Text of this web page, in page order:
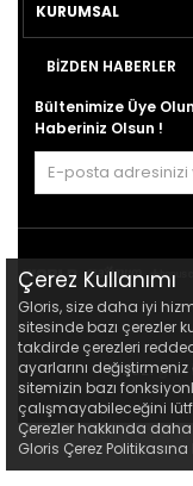
KURUMSAL
BİZDEN HABERLER
Bültenimize Üye
Haberiniz Olsun !
© 2021
Çerez Kullanımı
Gloris, size daha iyi
sitesinde bazı çerezler
takdirde çerezleri
ayarlarını
sitemizin bazı
çalışmayabileceğini
Çerezler hakkında daha
Gloris Çerez Politikasına